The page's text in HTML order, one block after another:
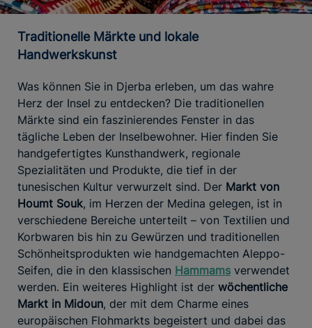
Traditionelle Märkte und lokale
Handwerkskunst
Was können Sie in Djerba erleben, um das wahre
Herz der Insel zu entdecken? Die traditionellen
Märkte sind ein faszinierendes Fenster in das
tägliche Leben der Inselbewohner. Hier finden Sie
handgefertigtes Kunsthandwerk, regionale
Spezialitäten und Produkte, die tief in der
tunesischen Kultur verwurzelt sind. Der Markt von
Houmt Souk, im Herzen der Medina gelegen, ist in
verschiedene Bereiche unterteilt – von Textilien und
Korbwaren bis hin zu Gewürzen und traditionellen
Schönheitsprodukten wie handgemachten Aleppo-
Seifen, die in den klassischen Hammams verwendet
werden. Ein weiteres Highlight ist der wöchentliche
Markt in Midoun, der mit dem Charme eines
europäischen Flohmarkts begeistert und dabei das